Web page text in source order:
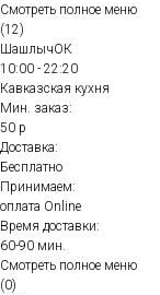
Смотреть полное меню
(12)
ШашлычОК
10:00 - 22:20
Кавказская кухня
Мин. заказ:
50 р
Доставка:
Бесплатно
Принимаем:
оплата Online
Время доставки:
60-90 мин.
Смотреть полное меню
(0)